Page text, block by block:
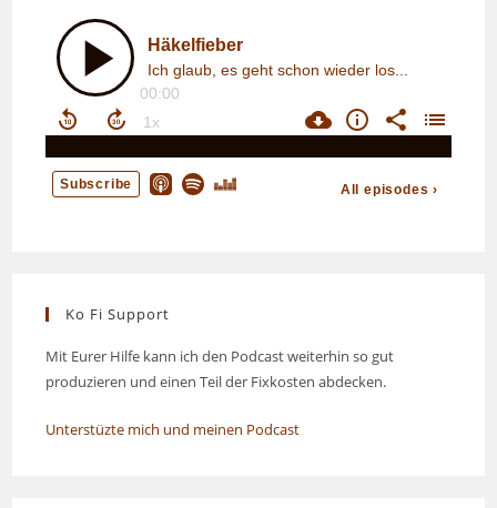
Ko Fi Support
Mit Eurer Hilfe kann ich den Podcast weiterhin so gut
produzieren und einen Teil der Fixkosten abdecken.
Unterstüzte mich und meinen Podcast